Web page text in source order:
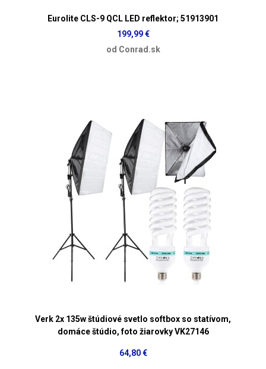
Eurolite CLS-9 QCL LED reflektor; 51913901
199,99 €
od Conrad.sk
Verk 2x 135w štúdiové svetlo softbox so statívom,
domáce štúdio, foto žiarovky VK27146
64,80 €